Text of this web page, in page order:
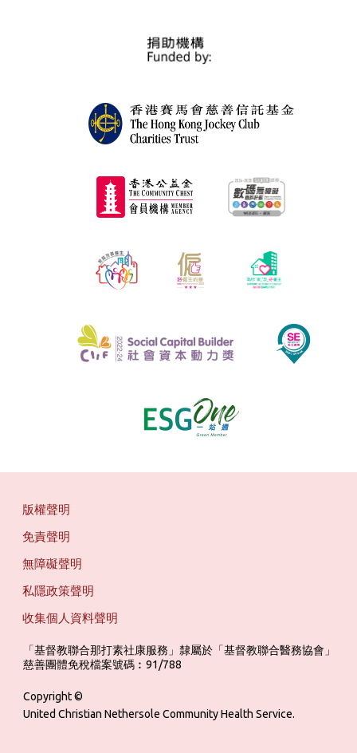
版權聲明
免責聲明
無障礙聲明
私隱政策聲明
收集個人資料聲明
「基督教聯合那打素社康服務」隸屬於「基督教聯合醫務協會」
慈善團體免稅檔案號碼︰91/788
Copyright ©
United Christian Nethersole Community Health Service.